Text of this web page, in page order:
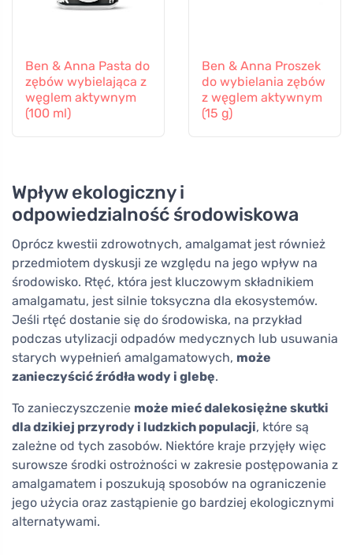
Ben & Anna Pasta do
zębów wybielająca z
węglem aktywnym
(100 ml)
Ben & Anna Proszek
do wybielania zębów
z węglem aktywnym
(15 g)
Wpływ ekologiczny i
odpowiedzialność środowiskowa
Oprócz kwestii zdrowotnych, amalgamat jest również
przedmiotem dyskusji ze względu na jego wpływ na
środowisko. Rtęć, która jest kluczowym składnikiem
amalgamatu, jest silnie toksyczna dla ekosystemów.
Jeśli rtęć dostanie się do środowiska, na przykład
podczas utylizacji odpadów medycznych lub usuwania
starych wypełnień amalgamatowych, może
zanieczyścić źródła wody i glebę.
To zanieczyszczenie może mieć dalekosiężne skutki
dla dzikiej przyrody i ludzkich populacji, które są
zależne od tych zasobów. Niektóre kraje przyjęły więc
surowsze środki ostrożności w zakresie postępowania z
amalgamatem i poszukują sposobów na ograniczenie
jego użycia oraz zastąpienie go bardziej ekologicznymi
alternatywami.